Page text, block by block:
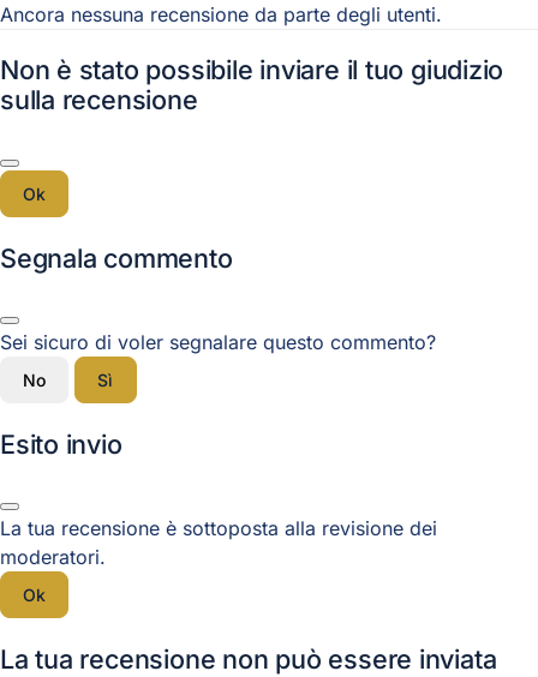
Ancora nessuna recensione da parte degli utenti.
Non è stato possibile inviare il tuo giudizio
sulla recensione
Ok
Segnala commento
Sei sicuro di voler segnalare questo commento?
No Sì
Esito invio
La tua recensione è sottoposta alla revisione dei
moderatori.
Ok
La tua recensione non può essere inviata